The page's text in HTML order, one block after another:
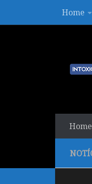
Skip to contentHome
Home